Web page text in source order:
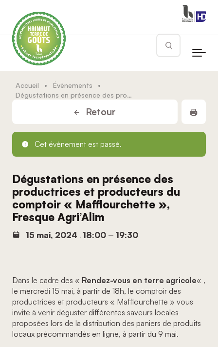
Rechercher
Accueil • Évènements
•
Dégustations en présence des productrices et producteurs du comptoir « Mafflourchette », Fresque Agri’Alim
Retour
Cet évènement est passé.
Dégustations en présence des
productrices et producteurs du
comptoir « Mafflourchette »,
Fresque Agri’Alim
15 mai, 2024 , 18:00 – 19:30
Dans le cadre des « Rendez-vous en terre agricole« ,
le mercredi 15 mai, à partir de 18h, le comptoir des
productrices et producteurs « Mafflourchette » vous
invite à venir déguster différentes saveurs locales
proposées lors de la distribution des paniers de produits
locaux précommandés en ligne, à partir du 9 mai.